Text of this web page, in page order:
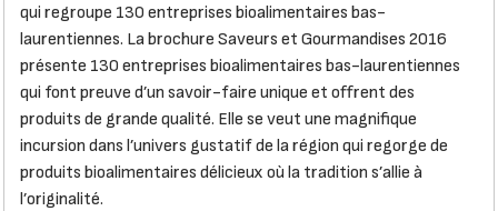
qui regroupe 130 entreprises bioalimentaires bas-
laurentiennes. La brochure Saveurs et Gourmandises 2016
présente 130 entreprises bioalimentaires bas-laurentiennes
qui font preuve d’un savoir-faire unique et offrent des
produits de grande qualité. Elle se veut une magnifique
incursion dans l’univers gustatif de la région qui regorge de
produits bioalimentaires délicieux où la tradition s’allie à
l’originalité.